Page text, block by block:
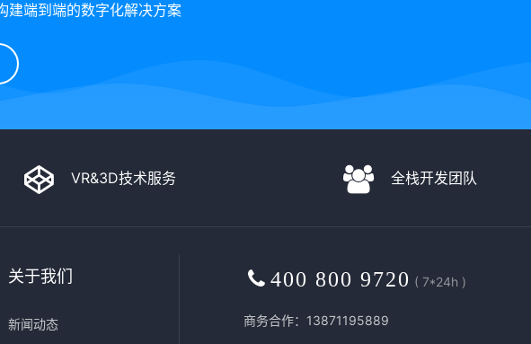
建端到端的数字化解决方案
VR&3D技术服务 全栈开发团队
关于我们
新闻动态
400 800 9720 ( 7*24h )
商务合作：13871195889